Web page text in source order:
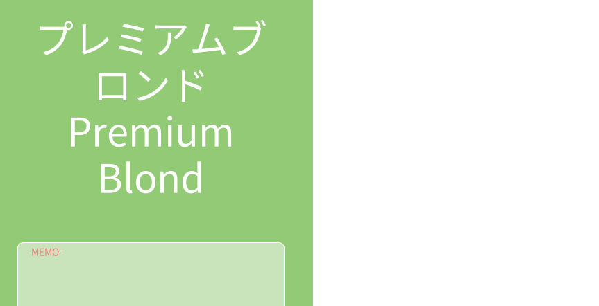
プレミアムブ
ロンド
Premium
Blond
-MEMO-